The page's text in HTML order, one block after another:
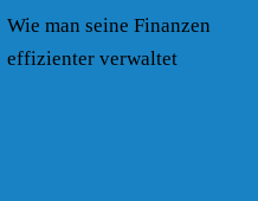
Wie man seine Finanzen
effizienter verwaltet